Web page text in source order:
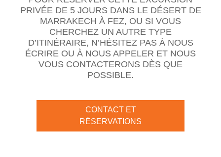
PRIVÉE DE 5 JOURS DANS LE DÉSERT DE
MARRAKECH À FEZ, OU SI VOUS
CHERCHEZ UN AUTRE TYPE
D’ITINÉRAIRE, N’HÉSITEZ PAS À NOUS
ÉCRIRE OU À NOUS APPELER ET NOUS
VOUS CONTACTERONS DÈS QUE
POSSIBLE.
CONTACT ET
RÉSERVATIONS